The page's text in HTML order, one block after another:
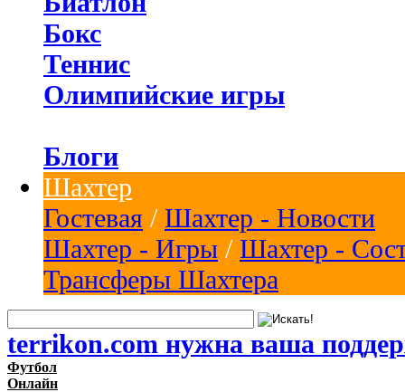
Бокс
Теннис
Олимпийские игры
Блоги
Шахтер
Гостевая / Шахтер - Новости
Шахтер - Игры / Шахтер -
Трансферы Шахтера
terrikon.com нужна ваша
Футбол
Онлайн